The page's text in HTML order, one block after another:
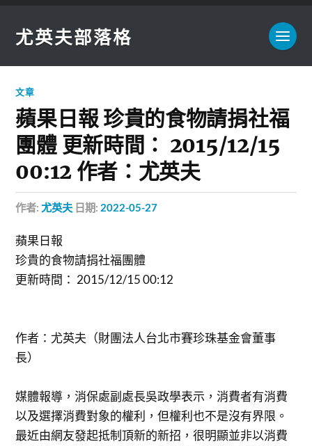
尤英夫部落格
文章
蘋果日報 珍貴的食物請捐社福
團體 更新時間： 2015/12/15
00:12 作者：尤英夫
作者:尤英夫 日期: 2022-05-27
蘋果日報
珍貴的食物請捐社福團體
更新時間： 2015/12/15 00:12
作者：尤英夫（財團法人台北市賽珍珠基金會董事
長）
媒體報導，消保處副處長吳政學表示，消費者有消費
以及選擇消費對象的權利，但權利也不是沒有界限。
最近由網友發起抵制頂新的新招，很明顯並非以消費